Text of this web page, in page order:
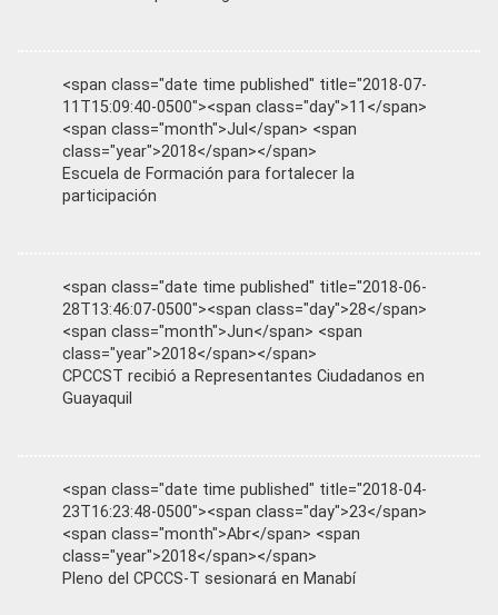
<span class="date time published" title="2018-07-
11T15:09:40-0500"><span class="day">11</span>
<span class="month">Jul</span> <span
class="year">2018</span></span>
Escuela de Formación para fortalecer la
participación
<span class="date time published" title="2018-06-
28T13:46:07-0500"><span class="day">28</span>
<span class="month">Jun</span> <span
class="year">2018</span></span>
CPCCST recibió a Representantes Ciudadanos en
Guayaquil
<span class="date time published" title="2018-04-
23T16:23:48-0500"><span class="day">23</span>
<span class="month">Abr</span> <span
class="year">2018</span></span>
Pleno del CPCCS-T sesionará en Manabí